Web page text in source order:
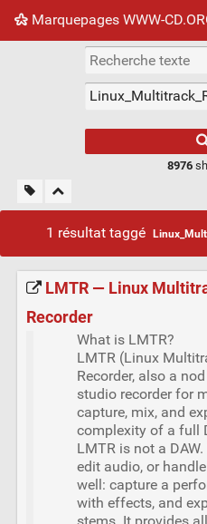
Marquepages WWW-
Nuage de tags Mur
8976
1 résultat taggé
LMTR — Linux
Recorder
What is LMTR?
LMTR (Linux
Recorder, also a
studio recorder for
capture, mix, and
complexity of a full
LMTR is not a
edit audio, or
well: capture a
with effects, and